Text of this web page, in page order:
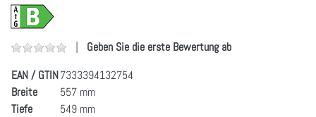
Geben Sie die erste Bewertung ab
EAN / GTIN7333394132754
Breite
557 mm
Tiefe
549 mm